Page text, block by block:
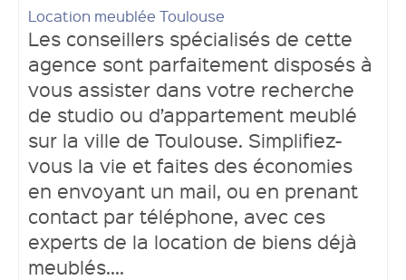
Location meublée Toulouse
Les conseillers spécialisés de cette
agence sont parfaitement disposés à
vous assister dans votre recherche
de studio ou d’appartement meublé
sur la ville de Toulouse. Simplifiez-
vous la vie et faites des économies
en envoyant un mail, ou en prenant
contact par téléphone, avec ces
experts de la location de biens déjà
meublés....